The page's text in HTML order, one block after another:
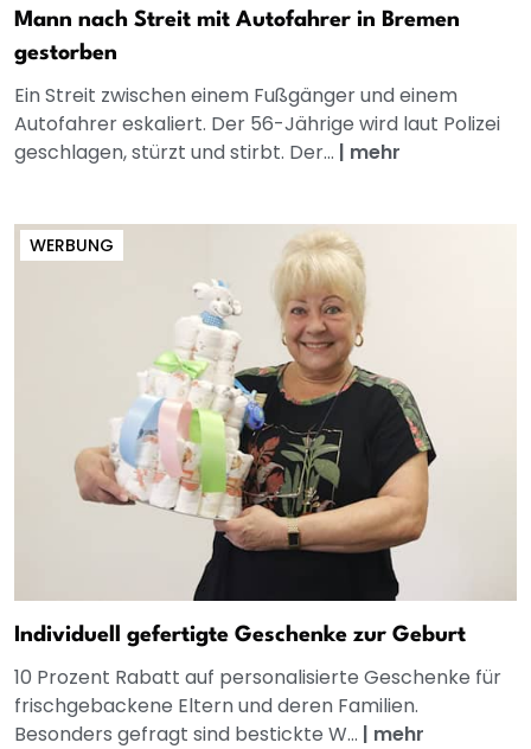
Mann nach Streit mit Autofahrer in Bremen
gestorben
Ein Streit zwischen einem Fußgänger und einem
Autofahrer eskaliert. Der 56-Jährige wird laut Polizei
geschlagen, stürzt und stirbt. Der... | mehr
WERBUNG
Individuell gefertigte Geschenke zur Geburt
10 Prozent Rabatt auf personalisierte Geschenke für
frischgebackene Eltern und deren Familien.
Besonders gefragt sind bestickte W... | mehr